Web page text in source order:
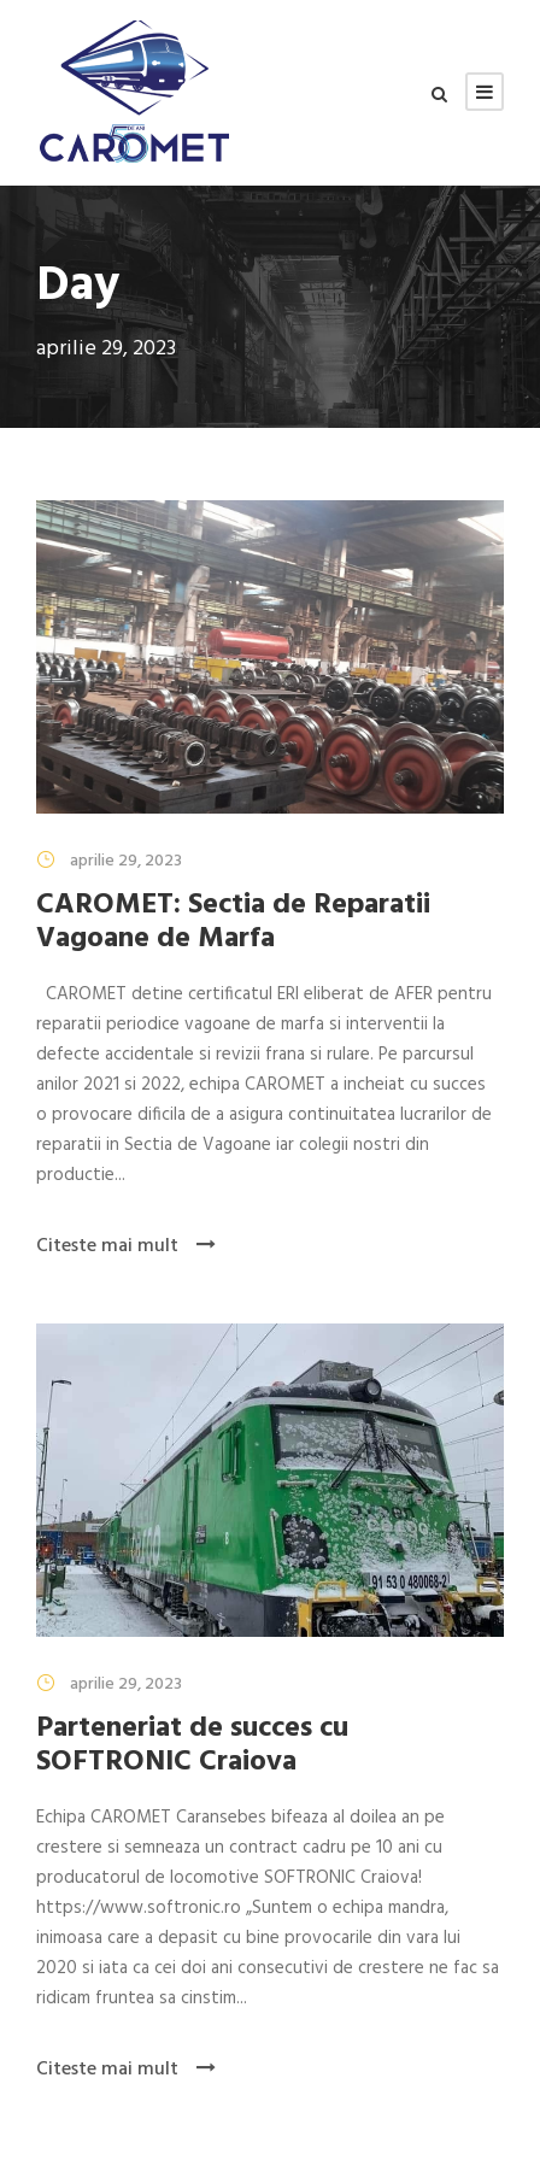
Day
aprilie 29, 2023
aprilie 29, 2023
CAROMET: Sectia de Reparatii
Vagoane de Marfa
CAROMET detine certificatul ERI eliberat de AFER pentru
reparatii periodice vagoane de marfa si interventii la
defecte accidentale si revizii frana si rulare. Pe parcursul
anilor 2021 si 2022, echipa CAROMET a incheiat cu succes
o provocare dificila de a asigura continuitatea lucrarilor de
reparatii in Sectia de Vagoane iar colegii nostri din
productie...
Citeste mai mult
aprilie 29, 2023
Parteneriat de succes cu
SOFTRONIC Craiova
Echipa CAROMET Caransebes bifeaza al doilea an pe
crestere si semneaza un contract cadru pe 10 ani cu
producatorul de locomotive SOFTRONIC Craiova!
https://www.softronic.ro „Suntem o echipa mandra,
inimoasa care a depasit cu bine provocarile din vara lui
2020 si iata ca cei doi ani consecutivi de crestere ne fac sa
ridicam fruntea sa cinstim...
Citeste mai mult